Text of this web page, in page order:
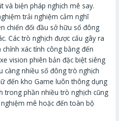
và biện pháp nghịch mê say.
trải nghiệm cảm nghĩ
chiến đối đầu sở hữu số đông
Các trò nghịch được cấu gây ra
xác tính công bằng đến
vision phiên bản đặc biệt siêng
càng nhiều số đông trò nghịch
đến kho Game luôn thông dụng
trong phần nhiều trò nghịch cũng
mê hoặc đến toàn bộ